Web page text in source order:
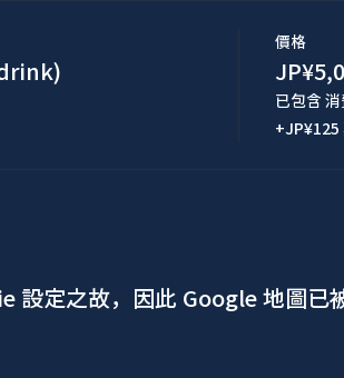
價格
已包含
+JP¥125
設定之故，因此 Google 地圖已